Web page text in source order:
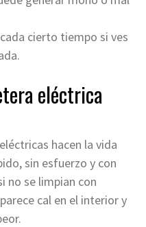
cierto tiempo si ves
eléctrica
hacen la vida
sin esfuerzo y con
no se limpian con
cal en el interior y